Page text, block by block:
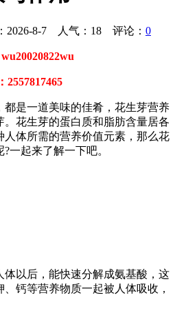
8-7 人气： 18 评论： 0
2557817465
是一道美味的佳肴，花生芽营养
花生芽的蛋白质和脂肪含量居各
体所需的营养价值元素，那么花
一起来了解一下吧。
以后，能快速分解成氨基酸，这
钙等营养物质一起被人体吸收，